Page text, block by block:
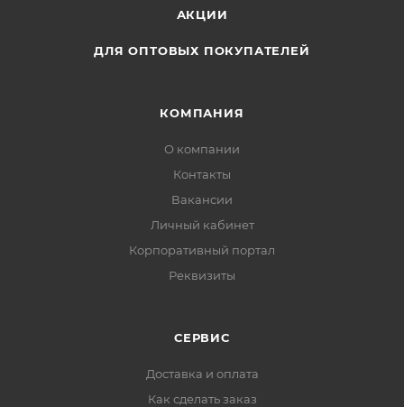
АКЦИИ
ДЛЯ ОПТОВЫХ ПОКУПАТЕЛЕЙ
КОМПАНИЯ
О компании
Контакты
Вакансии
Личный кабинет
Корпоративный портал
Реквизиты
СЕРВИС
Доставка и оплата
Как сделать заказ